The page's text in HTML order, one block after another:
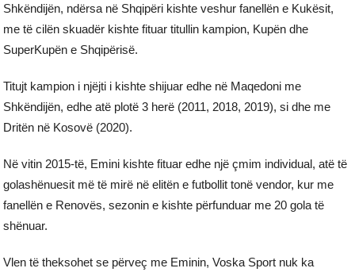
Shkëndijën, ndërsa në Shqipëri kishte veshur fanellën e Kukësit,
me të cilën skuadër kishte fituar titullin kampion, Kupën dhe
SuperKupën e Shqipërisë.
Titujt kampion i njëjti i kishte shijuar edhe në Maqedoni me
Shkëndijën, edhe atë plotë 3 herë (2011, 2018, 2019), si dhe me
Dritën në Kosovë (2020).
Në vitin 2015-të, Emini kishte fituar edhe një çmim individual, atë të
golashënuesit më të mirë në elitën e futbollit tonë vendor, kur me
fanellën e Renovës, sezonin e kishte përfunduar me 20 gola të
shënuar.
Vlen të theksohet se përveç me Eminin, Voska Sport nuk ka